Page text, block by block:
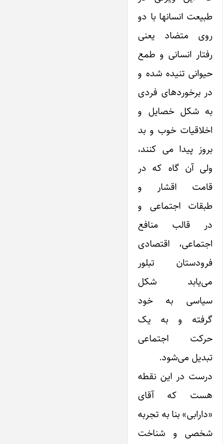
طبیعت انسانها با دو
روی متضاد یعنی
رفتار انسانی و طمع
حیوانی تنیده شده و
در برخوردهای فردی
به شکل خصایل و
اخلاقیات خوب و بد
بروز پیدا می کنند،
ولی آن گاه که در
قامت اقشار و
طبقات اجتماعی و
در قالب منافع
اجتماعی، اقتصادی
فرودستان تبلور
می‌یابد شکل
سیاسی به خود
گرفته و به یک
حرکت اجتماعی
تبدیل می‌شود.
درست در این نقطه
هست که آقای
«دارابی» بنا به تجربه
شخصی و شناخت